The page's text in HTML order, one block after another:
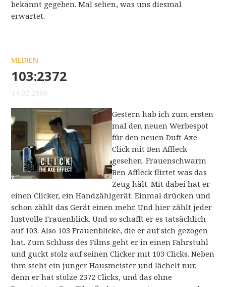
bekannt gegeben. Mal sehen, was uns diesmal
erwartet.
MEDIEN
103:2372
14.02.2006
Gestern hab ich zum ersten
mal den neuen Werbespot
für den neuen Duft Axe
Click mit Ben Affleck
gesehen. Frauenschwarm
Ben Affleck flirtet was das
Zeug hält. Mit dabei hat er
einen Clicker, ein Handzählgerät. Einmal drücken und
schon zählt das Gerät einen mehr. Und hier zählt jeder
lustvolle Frauenblick. Und so schafft er es tatsächlich
auf 103. Also 103 Frauenblicke, die er auf sich gezogen
hat. Zum Schluss des Films geht er in einen Fahrstuhl
und guckt stolz auf seinen Clicker mit 103 Clicks. Neben
ihm steht ein junger Hausmeister und lächelt nur,
denn er hat stolze 2372 Clicks, und das ohne